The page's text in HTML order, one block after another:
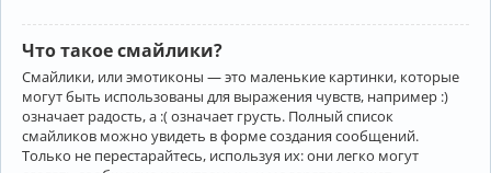
Что такое смайлики?
Смайлики, или эмотиконы — это маленькие картинки, которые
могут быть использованы для выражения чувств, например :)
означает радость, а :( означает грусть. Полный список
смайликов можно увидеть в форме создания сообщений.
Только не перестарайтесь, используя их: они легко могут